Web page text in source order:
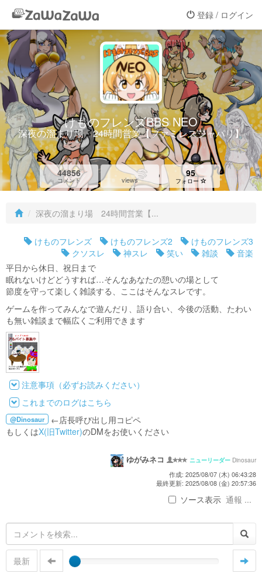
登録 / ログイン
けものフレンズBBS NEO
深夜の溜まり場 24時間営業【ファミレスジャパリ】
44856
コメント views
95
フォロー
深夜の溜まり場 24時間営業【...
けものフレンズ けものフレンズ2
けものフレンズ3
クソスレ
神スレ 笑い 雑談
音楽
平日から休日、祝日まで
眠れないけどどうすれば…そんなあなたの憩いの場として
節度を守って楽しく雑談する、ここはそんなスレです。
ゲームを作ってみんなで遊んだり、語り合い、今後の活動、たわい
も無い雑談まで幅広くご利用できます
注意事項（必ずお読みください）
これまでのログはこちら
@Dinosaur
←店長呼び出し用コピペ
もしくはX(旧Twitter)のDMをお使いください
ゆがみネコ ニューリーダー Dinosaur
作成: 2025/08/07 (木) 06:43:28
最終更新: 2025/08/08 (金) 20:57:36
ソース表示 通報 ...
最新